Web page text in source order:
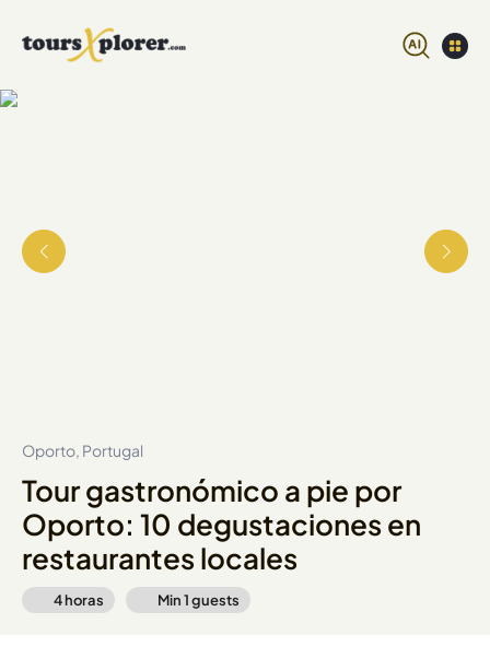
Oporto, Portugal
Tour gastronómico a pie por
Oporto: 10 degustaciones en
restaurantes locales
4 horas Min1guests